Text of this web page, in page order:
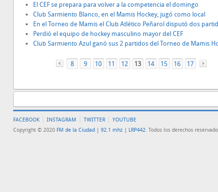
El CEF se prepara para volver a la competencia el domingo
Club Sarmiento Blanco, en el Mamis Hockey, jugó como local
En el Torneo de Mamis el Club Atlético Peñarol disputó dos
Perdió el equipo de hockey masculino mayor del CEF
Club Sarmiento Azul ganó sus 2 partidos del Torneo de Mamis
«
8 9 10 11 12 13 14 15 16 17
FACEBOOK INSTAGRAM TWITTER
YOUTUBE
Copyright © 2020 FM de la Ciudad | 92.1 mhz | LRP442. Todos los derechos